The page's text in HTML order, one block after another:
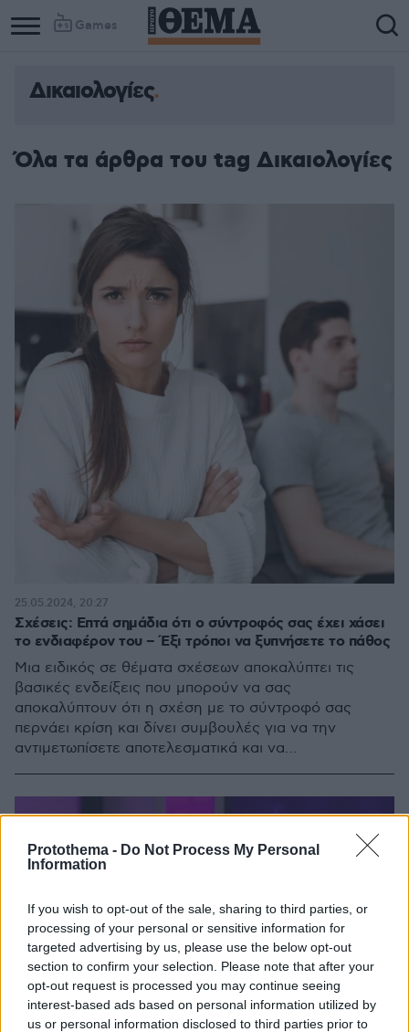
Protothema - Do Not Process My Personal
Information
If you wish to opt-out of the sale, sharing to third parties, or
processing of your personal or sensitive information for
targeted advertising by us, please use the below opt-out
section to confirm your selection. Please note that after your
opt-out request is processed you may continue seeing
interest-based ads based on personal information utilized by
us or personal information disclosed to third parties prior to
Games
Column
Column
Δικαιολογίες
Όλα τα άρθρα του tag Δικαιολογίες
Σχέσεις: Επτά σημάδια ότι ο σύντροφός σας έχει χάσει
το ενδιαφέρον του – Έξι τρόποι να ξυπνήσετε το πάθος
Μια ειδικός σε θέματα σχέσεων αποκαλύπτει τις
βασικές ενδείξεις που μπορούν να σας
αποκαλύπτουν ότι η σχέση με το σύντροφό σας
περνάει κρίση και δίνει συμβουλές για να την
αντιμετωπίσετε αποτελεσματικά και να
25.05.2024, 20:27